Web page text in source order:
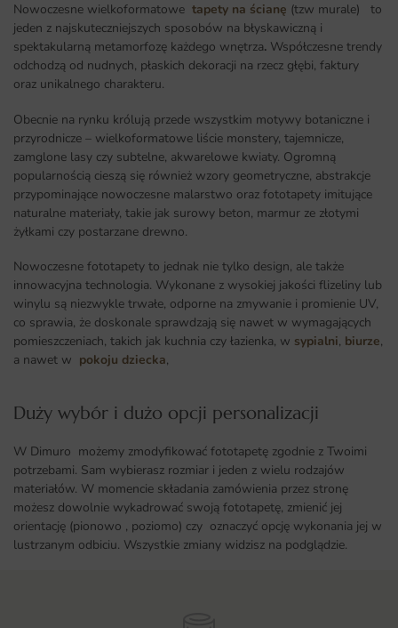
Nowoczesne wielkoformatowe tapety na ścianę (tzw murale) to
jeden z najskuteczniejszych sposobów na błyskawiczną i
spektakularną metamorfozę każdego wnętrza. Współczesne trendy
odchodzą od nudnych, płaskich dekoracji na rzecz głębi, faktury
oraz unikalnego charakteru.
Obecnie na rynku królują przede wszystkim motywy botaniczne i
przyrodnicze – wielkoformatowe liście monstery, tajemnicze,
zamglone lasy czy subtelne, akwarelowe kwiaty. Ogromną
popularnością cieszą się również wzory geometryczne, abstrakcje
przypominające nowoczesne malarstwo oraz fototapety imitujące
naturalne materiały, takie jak surowy beton, marmur ze złotymi
żyłkami czy postarzane drewno.
Nowoczesne fototapety to jednak nie tylko design, ale także
innowacyjna technologia. Wykonane z wysokiej jakości flizeliny lub
winylu są niezwykle trwałe, odporne na zmywanie i promienie UV,
co sprawia, że doskonale sprawdzają się nawet w wymagających
pomieszczeniach, takich jak kuchnia czy łazienka, w sypialni, biurze,
a nawet w pokoju dziecka,
Duży wybór i dużo opcji personalizacji ​
W Dimuro możemy zmodyfikować fototapetę zgodnie z Twoimi
potrzebami. Sam wybierasz rozmiar i jeden z wielu rodzajów
materiałów. W momencie składania zamówienia przez stronę
możesz dowolnie wykadrować swoją fototapetę, zmienić jej
orientację (pionowo , poziomo) czy oznaczyć opcję wykonania jej w
lustrzanym odbiciu. Wszystkie zmiany widzisz na podglądzie.